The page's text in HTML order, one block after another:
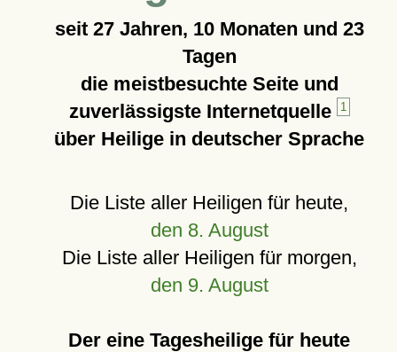
seit 27 Jahren, 10 Monaten und 23
Tagen
die meistbesuchte Seite und
zuverlässigste Internetquelle
1
über Heilige in deutscher Sprache
Die Liste aller Heiligen für heute,
den 8. August
Die Liste aller Heiligen für morgen,
den 9. August
Der eine Tagesheilige für heute